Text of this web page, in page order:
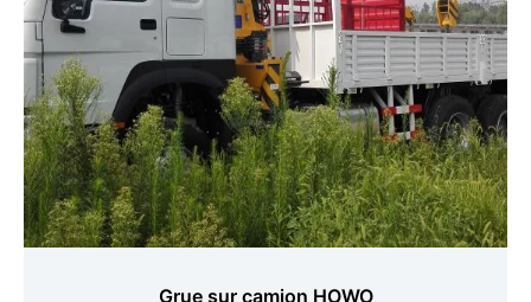
Grue sur camion HOWO